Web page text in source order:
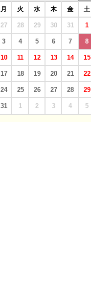
月 火 水 木 金 土
27 28 29 30 31 1
3 4 5 6 7 8
10 11 12 13 14 15
17 18 19 20 21 22
24 25 26 27 28 29
31 1 2 3 4 5